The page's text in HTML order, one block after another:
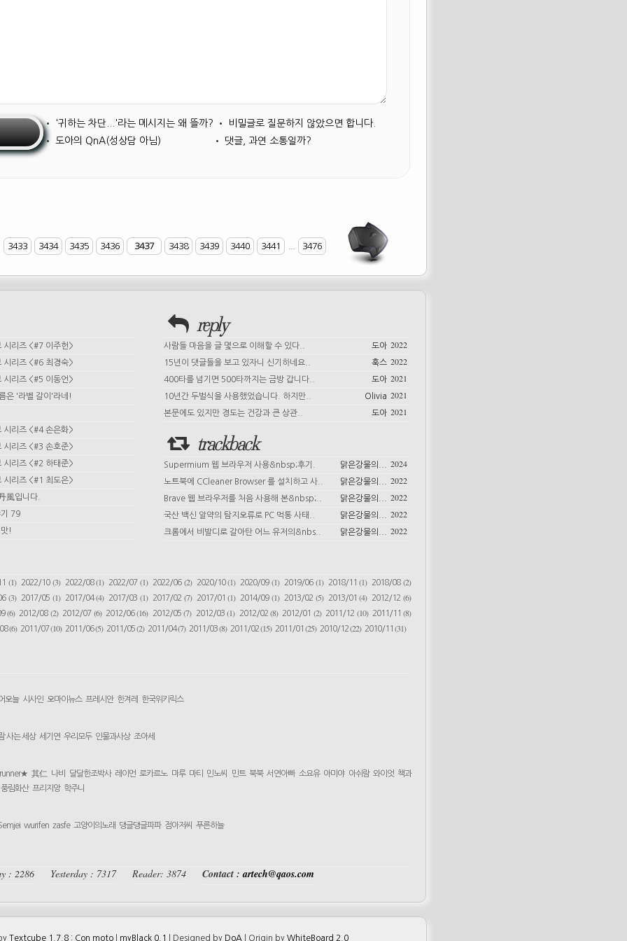
• '귀하는 차단...'라는 메시지는 왜 뜰까? •
비밀글로 질문하지 않았으면 합니다.
• 도아의 QnA(성상담 아님) • 댓글, 과연 소통일까?
3433 3434 3435 3436 3437 3438 3439 3440 3441 3476
시리즈 <#7 이주헌>
시리즈 <#6 최경숙>
시리즈 <#5 이동언>
은 '라벨 갈이'라네!
시리즈 <#4 손은화>
시리즈 <#3 손호준>
시리즈 <#2 하태준>
시리즈 <#1 최도은>
風입니다.
기 79
!
reply
사람들 마음을 글 몇으로 이해할 수 있다.. 2022
도아
15년이 댓글들을 보고 있자니 신기하네요..
2022
훅스
400타를 넘기면 500타까지는 금방 갑니다..
2021
도아
10년간 두벌식을 사용했었습니다. 하지만..
2021
Olivia
본문에도 있지만 경도는 건강과 큰 상관..
2021
도아
trackback
Supermium 웹 브라우저 사용&nbsp;후기. 2024
맑은강물의...
노트북에 CCleaner Browser 를 설치하고 사..
2022
맑은강물의...
Brave 웹 브라우저를 처음 사용해 본&nbsp;..
2022
맑은강물의...
국산 백신 알약의 탐지오류로 PC 먹통 사태..
2022
맑은강물의...
크롬에서 비발디로 갈아탄 어느 유저의&nbs..
2022
맑은강물의...
(1) 2022/10 (3) 2022/08(1) 2022/07(1) 2022/06 (2) 2020/10(1) 2020/09(1) 2019/06 (1) 2018/11(1) 2018/08(2)
(3) 2017/05 (1) 2017/04(4) 2017/03(1) 2017/02 (7) 2017/01(1) 2014/09(1) 2013/02 (5) 2013/01(4) 2012/12(6)
(6) 2012/08 (2) 2012/07 (6) 2012/06(16) 2012/05(7) 2012/03(1) 2012/02 (8) 2012/01 (2) 2011/12 (10) 2011/11(8)
(6) 2011/07(10) 2011/06(5) 2011/05(2) 2011/04(7) 2011/03(8) 2011/02(15) 2011/01 (25) 2010/12(22) 2010/11 (31)
오늘 시사인 오마이뉴스 프레시안 한겨레 한국위키릭스
사는 세상 세기연 우리모두 인물과사상 조아세
其仁 나비 달달한조박사 레이먼 로카르노 마루 마티 민노씨 민트 북북 서연아빠 소요유 아미야 아쉬람 와이엇 책과
풍림화산 프리지앙 학주니
wurifen zasfe 고양이의노래 댕글댕글파파 점아저씨 푸른하늘
: 2286 Yesterday : 7317 Reader: 3874 Contact :artech@qaos.com
Textcube 1.7.8 : Con moto myBlack 0.1 | Designed by DoA | Origin by WhiteBoard 2.0